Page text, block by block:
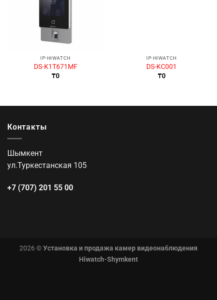
IP-HIWATCH
DS-K1T671MF
₸0
IP-HIWATCH
DS-KC001
₸0
Контакты
Шымкент
ул.Туркестанская 105
+7 (707) 201 55 00
2026 ©Установка и продажа камер видеонаблюдения
Hiwatch-Shymkent